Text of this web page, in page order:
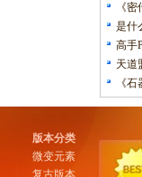
《
是什
高手
天道
《
版本分类
微变元素
复古版本